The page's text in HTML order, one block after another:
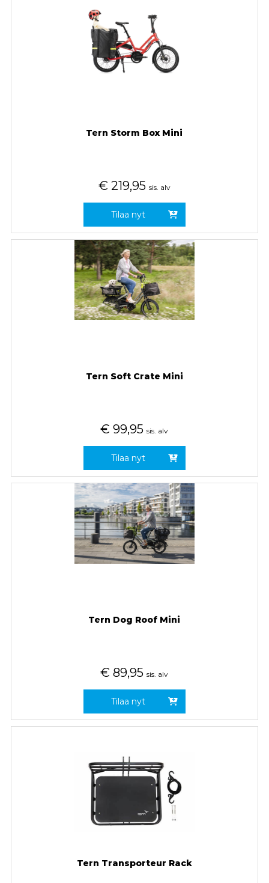
Tern Storm Box Mini
€ 219,95 sis. alv
Tilaa nyt
Tern Soft Crate Mini
€ 99,95 sis. alv
Tilaa nyt
Tern Dog Roof Mini
€ 89,95 sis. alv
Tilaa nyt
Tern Transporteur Rack